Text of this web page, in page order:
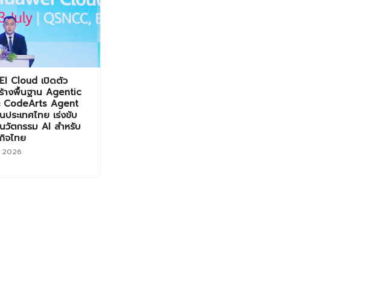
Cloud เปิดตัว
างพื้นฐาน Agentic
CodeArts Agent
ประเทศไทย เร่งขับ
วัตกรรม AI สำหรับ
จไทย
2026